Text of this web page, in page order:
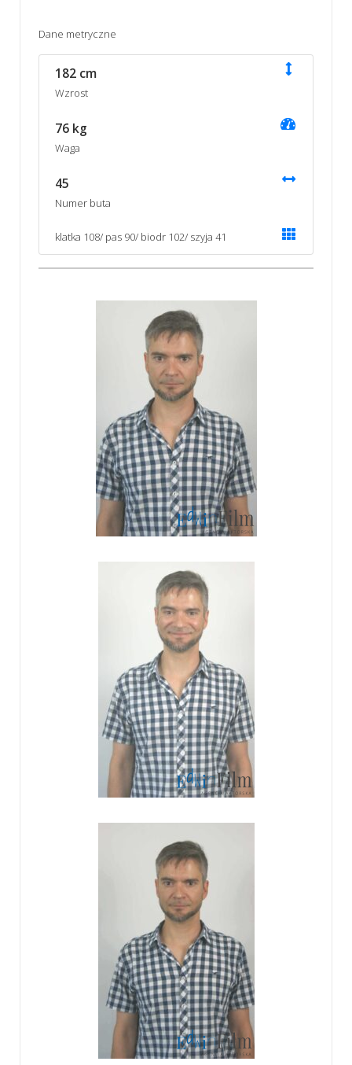
Dane metryczne
182 cm
Wzrost
76 kg
Waga
45
Numer buta
klatka 108/ pas 90/ biodr 102/ szyja 41